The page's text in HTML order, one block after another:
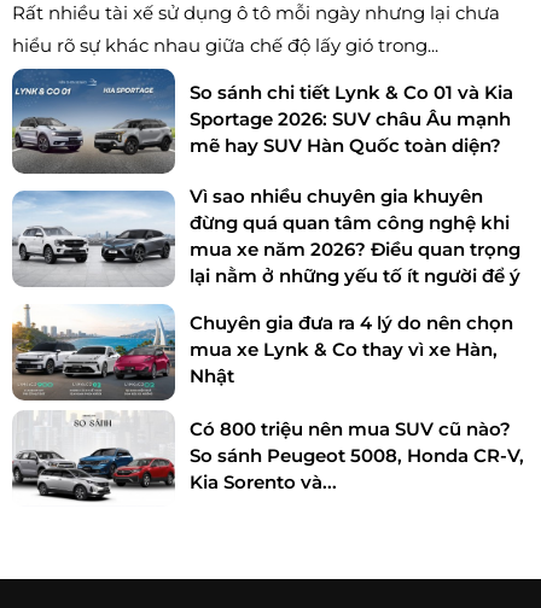
Rất nhiều tài xế sử dụng ô tô mỗi ngày nhưng lại chưa
hiểu rõ sự khác nhau giữa chế độ lấy gió trong...
So sánh chi tiết Lynk & Co 01 và Kia
Sportage 2026: SUV châu Âu mạnh
mẽ hay SUV Hàn Quốc toàn diện?
Vì sao nhiều chuyên gia khuyên
đừng quá quan tâm công nghệ khi
mua xe năm 2026? Điều quan trọng
lại nằm ở những yếu tố ít người để ý
Chuyên gia đưa ra 4 lý do nên chọn
mua xe Lynk & Co thay vì xe Hàn,
Nhật
Có 800 triệu nên mua SUV cũ nào?
So sánh Peugeot 5008, Honda CR-V,
Kia Sorento và...